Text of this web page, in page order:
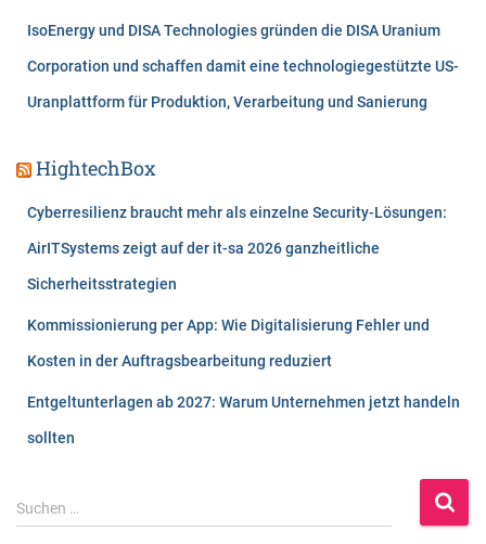
IsoEnergy und DISA Technologies gründen die DISA Uranium
Corporation und schaffen damit eine technologiegestützte US-
Uranplattform für Produktion, Verarbeitung und Sanierung
HightechBox
Cyberresilienz braucht mehr als einzelne Security-Lösungen:
AirITSystems zeigt auf der it-sa 2026 ganzheitliche
Sicherheitsstrategien
Kommissionierung per App: Wie Digitalisierung Fehler und
Kosten in der Auftragsbearbeitung reduziert
Entgeltunterlagen ab 2027: Warum Unternehmen jetzt handeln
sollten
S
u
Suchen …